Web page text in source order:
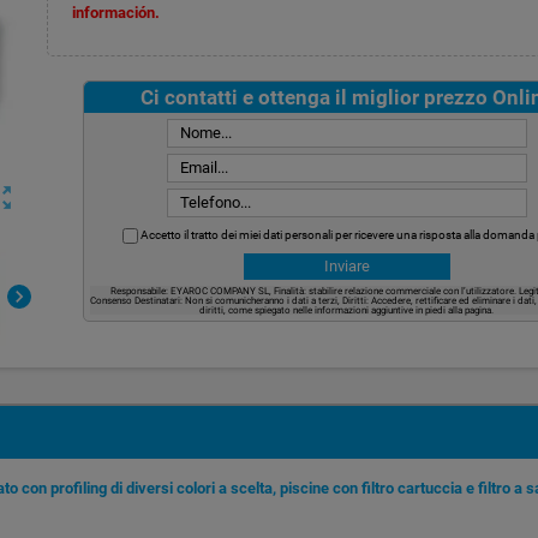
chevron_right
información.
Ci contatti e ottenga il miglior prezzo
Accetto il tratto dei miei dati personali per ricevere una risposta alla
Responsabile: EYAROC COMPANY SL, Finalità: stabilire relazione commerciale con l’utilizzatore.
Consenso Destinatari: Non si comunicheranno i dati a terzi, Diritti: Accedere, rettificare ed eliminare i
diritti, come spiegato nelle informazioni aggiuntive in piedi alla pagina.
con profiling di diversi colori a scelta, piscine con filtro cartuccia e filtro a